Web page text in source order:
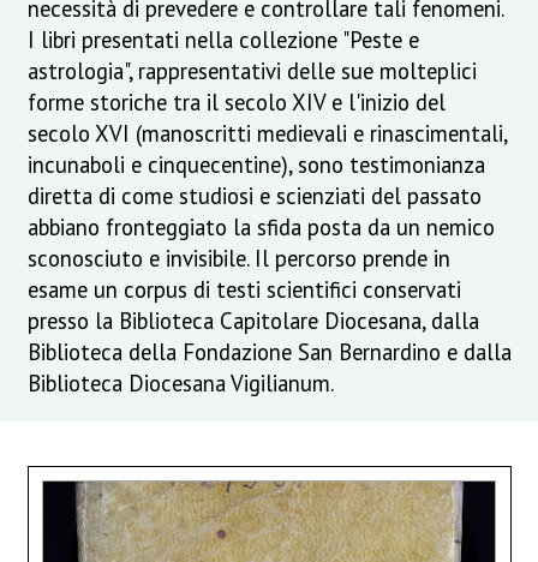
necessità di prevedere e controllare tali fenomeni.
I libri presentati nella collezione "Peste e
astrologia", rappresentativi delle sue molteplici
forme storiche tra il secolo XIV e l'inizio del
secolo XVI (manoscritti medievali e rinascimentali,
incunaboli e cinquecentine), sono testimonianza
diretta di come studiosi e scienziati del passato
abbiano fronteggiato la sfida posta da un nemico
sconosciuto e invisibile. Il percorso prende in
esame un corpus di testi scientifici conservati
presso la Biblioteca Capitolare Diocesana, dalla
Biblioteca della Fondazione San Bernardino e dalla
Biblioteca Diocesana Vigilianum.